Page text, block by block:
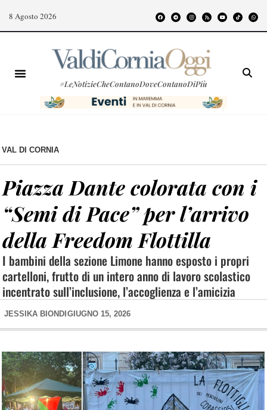
8 Agosto 2026
#LeNotizieCheContanoDoveContanoDiPiù
VAL DI CORNIA
Piazza Dante colorata con i
“Semi di Pace” per l’arrivo
della Freedom Flottilla
I bambini della sezione Limone hanno esposto i propri
cartelloni, frutto di un intero anno di lavoro scolastico
incentrato sull’inclusione, l’accoglienza e l’amicizia
JESSIKA BIONDI GIUGNO 15, 2026